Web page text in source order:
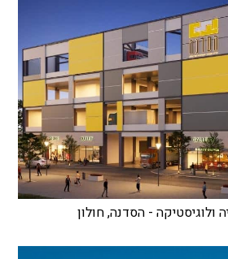
ולוגיסטיקה - הסדנה, חולון